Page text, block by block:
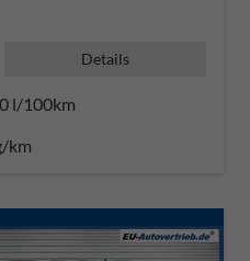
Details
l/100km
km